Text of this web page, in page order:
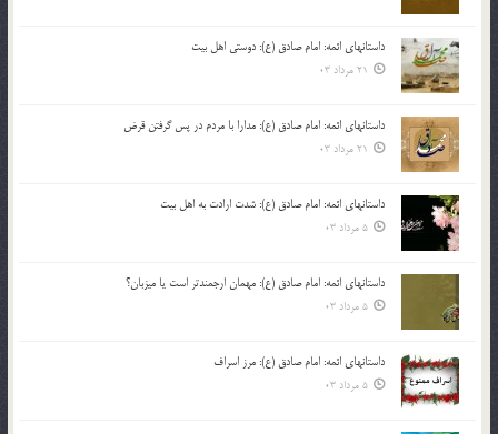
داستانهای ائمه: امام صادق (ع): دوستی اهل بیت
21 مرداد 03
داستانهای ائمه: امام صادق (ع): مدارا با مردم در پس گرفتن قرض
21 مرداد 03
داستانهای ائمه: امام صادق (ع): شدت ارادت به اهل بیت
5 مرداد 03
داستانهای ائمه: امام صادق (ع): مهمان ارجمندتر است یا میزبان؟
5 مرداد 03
داستانهای ائمه: امام صادق (ع): مرز اسراف
5 مرداد 03